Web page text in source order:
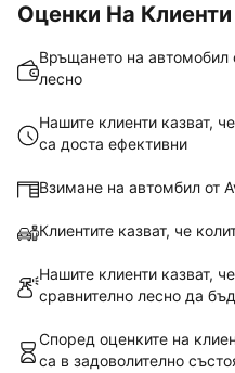
Оценки На Клиенти
Връщането на автомобил
лесно
Нашите клиенти казват,
са доста ефективни
Взимане на автомбил от
Клиентите казват, че
Нашите клиенти казват,
сравнително лесно да
Според оценките на
са в задоволително